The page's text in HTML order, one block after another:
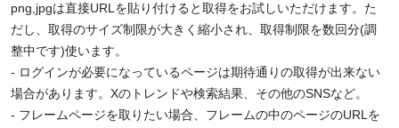
png,jpgは直接URLを貼り付けると取得をお試しいただけます。た
だし、取得のサイズ制限が大きく縮小され、取得制限を数回分(調
整中です)使います。
- ログインが必要になっているページは期待通りの取得が出来ない
場合があります。Xのトレンドや検索結果、その他のSNSなど。
- フレームページを取りたい場合、フレームの中のページのURLを